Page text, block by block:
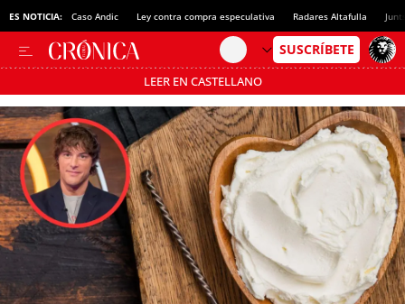
ES NOTICIA: Caso Andic Ley contra compra especulativa Radares Altafulla
LEER EN CASTELLANO
Pásate al MODO AHORRO